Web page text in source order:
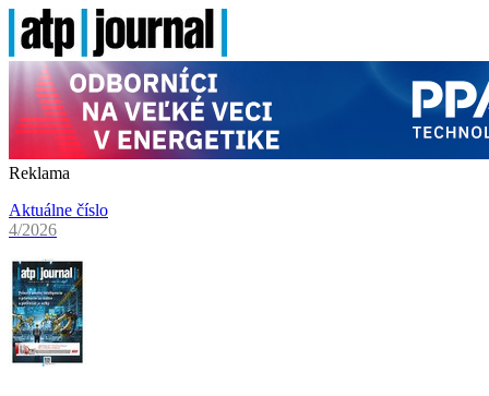
Reklama
Aktuálne číslo
4/2026